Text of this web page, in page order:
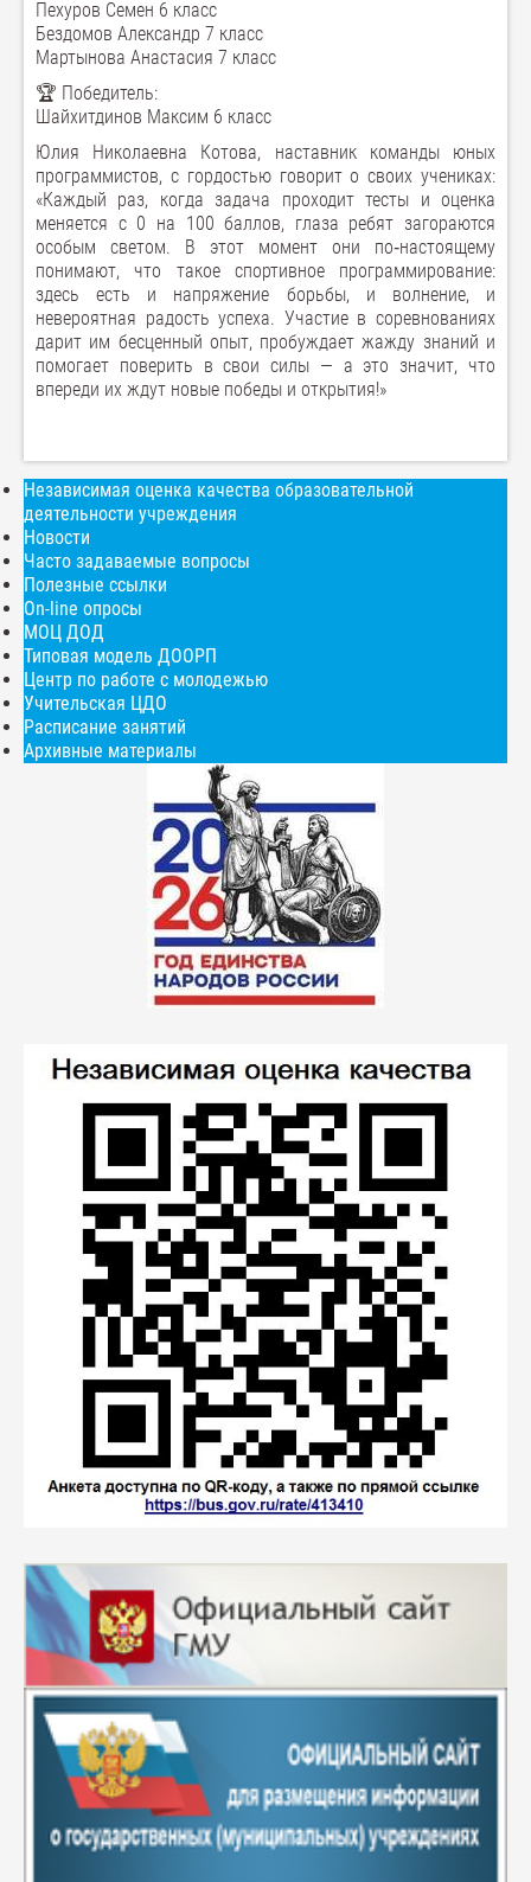
Пехуров Семен 6 класс
Бездомов Александр 7 класс
Мартынова Анастасия 7 класс
🏆 Победитель:
Шайхитдинов Максим 6 класс
Юлия Николаевна Котова, наставник команды юных
программистов, с гордостью говорит о своих учениках:
«Каждый раз, когда задача проходит тесты и оценка
меняется с 0 на 100 баллов, глаза ребят загораются
особым светом. В этот момент они по‑настоящему
понимают, что такое спортивное программирование:
здесь есть и напряжение борьбы, и волнение, и
невероятная радость успеха. Участие в соревнованиях
дарит им бесценный опыт, пробуждает жажду знаний и
помогает поверить в свои силы — а это значит, что
впереди их ждут новые победы и открытия!»
Независимая оценка качества образовательной
деятельности учреждения
Новости
Часто задаваемые вопросы
Полезные ссылки
On-line опросы
МОЦ ДОД
Типовая модель ДООРП
Центр по работе с молодежью
Учительская ЦДО
Расписание занятий
Архивные материалы